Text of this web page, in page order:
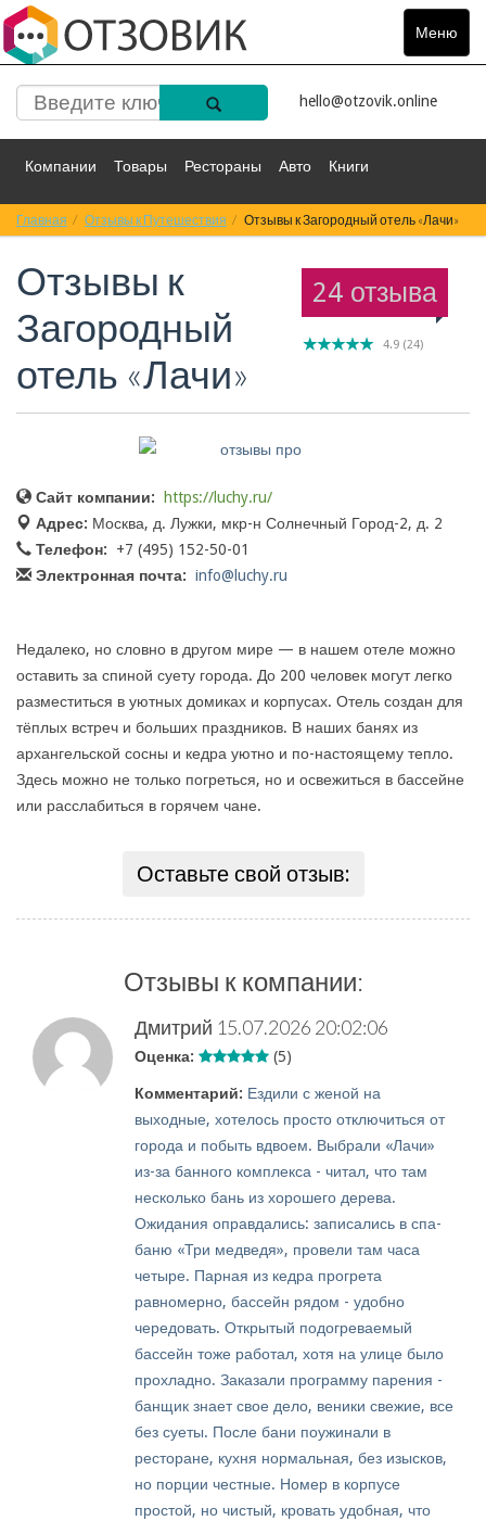
Меню
Toggle
hello@otzovik.online
Компании Товары Рестораны Авто Книги
Спорт Фильмы Деньги Путешествия
Красота Здоровье
Главная Отзывы к Путешествия Отзывы к Загородный отель «Лачи»
24 отзыва
4.9 (24)
Отзывы к
Загородный
отель «Лачи»
Сайт компании:
https://luchy.ru/
Адрес: Москва, д. Лужки, мкр-н Солнечный Город-2, д. 2
Телефон:
+7 (495) 152-50-01
Электронная почта: info@luchy.ru
Недалеко, но словно в другом мире — в нашем отеле можно
оставить за спиной суету города. До 200 человек могут легко
разместиться в уютных домиках и корпусах. Отель создан для
тёплых встреч и больших праздников. В наших банях из
архангельской сосны и кедра уютно и по-настоящему тепло.
Здесь можно не только погреться, но и освежиться в бассейне
или расслабиться в горячем чане.
Оставьте свой отзыв:
Отзывы к компании:
Дмитрий 15.07.2026 20:02:06
Оценка: (5)
Комментарий: Ездили с женой на
выходные, хотелось просто отключиться от
города и побыть вдвоем. Выбрали «Лачи»
из-за банного комплекса - читал, что там
несколько бань из хорошего дерева.
Ожидания оправдались: записались в спа-
баню «Три медведя», провели там часа
четыре. Парная из кедра прогрета
равномерно, бассейн рядом - удобно
чередовать. Открытый подогреваемый
бассейн тоже работал, хотя на улице было
прохладно. Заказали программу парения -
банщик знает свое дело, веники свежие, все
без суеты. После бани поужинали в
ресторане, кухня нормальная, без изысков,
но порции честные. Номер в корпусе
простой, но чистый, кровать удобная, что